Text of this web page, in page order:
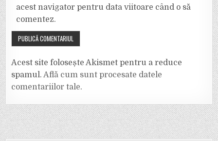
acest navigator pentru data viitoare când o să
comentez.
Acest site folosește Akismet pentru a reduce
spamul.Află cum sunt procesate datele
comentariilor tale.